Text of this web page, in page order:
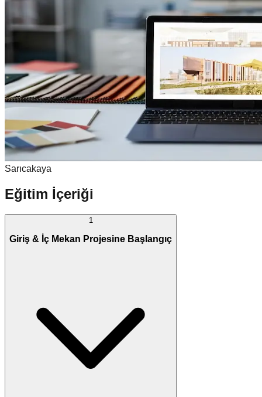
Sarıcakaya
Eğitim İçeriği
1
Giriş & İç Mekan Projesine Başlangıç